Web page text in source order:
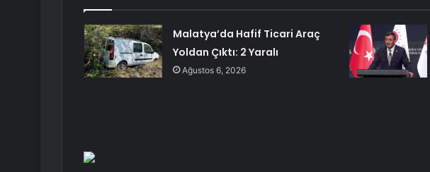
Malatya’da Hafif Ticari Araç
Yoldan Çıktı: 2 Yaralı
Ağustos 6, 2026